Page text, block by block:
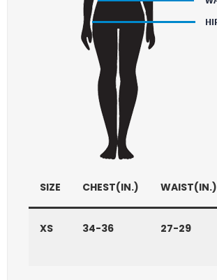
SIZE CHEST(IN.) WAIST(IN.)
XS 34-36 27-29